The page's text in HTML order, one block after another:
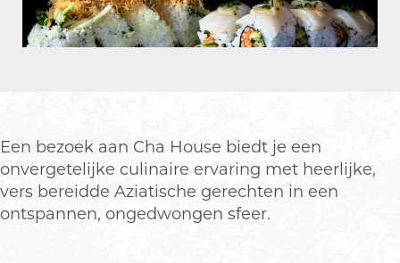
e d
e
n
p
o
p
Een bezoek aan Cha House biedt je een
onvergetelijke culinaire ervaring met heerlijke,
vers bereidde Aziatische gerechten in een
ontspannen, ongedwongen sfeer.